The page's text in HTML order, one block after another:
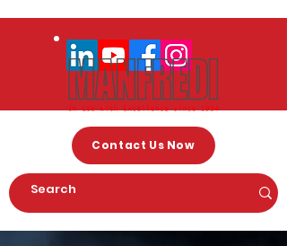
Contact Us Now